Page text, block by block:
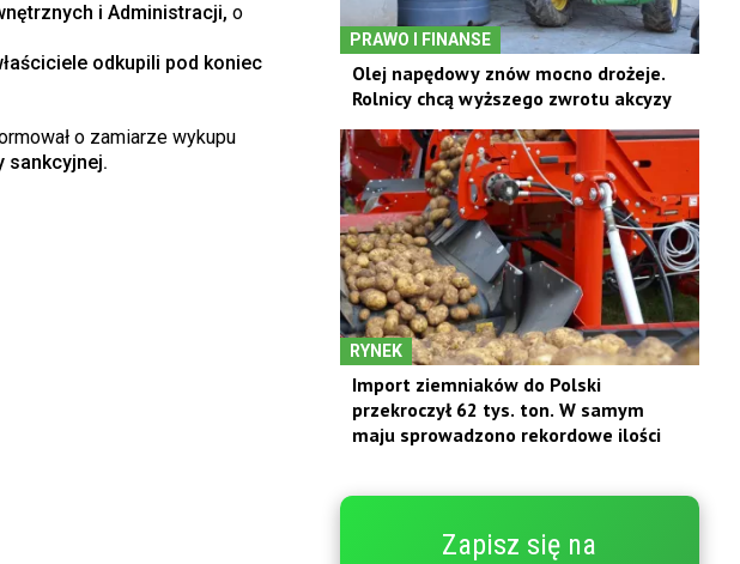
i Administracji, o
odkupili pod koniec
o zamiarze wykupu
sankcyjnej.
PRAWO I FINANSE
Olej napędowy znów mocno drożeje.
Rolnicy chcą wyższego zwrotu akcyzy
RYNEK
Import ziemniaków do Polski
przekroczył 62 tys. ton. W samym
maju sprowadzono rekordowe ilości
Zapisz się na